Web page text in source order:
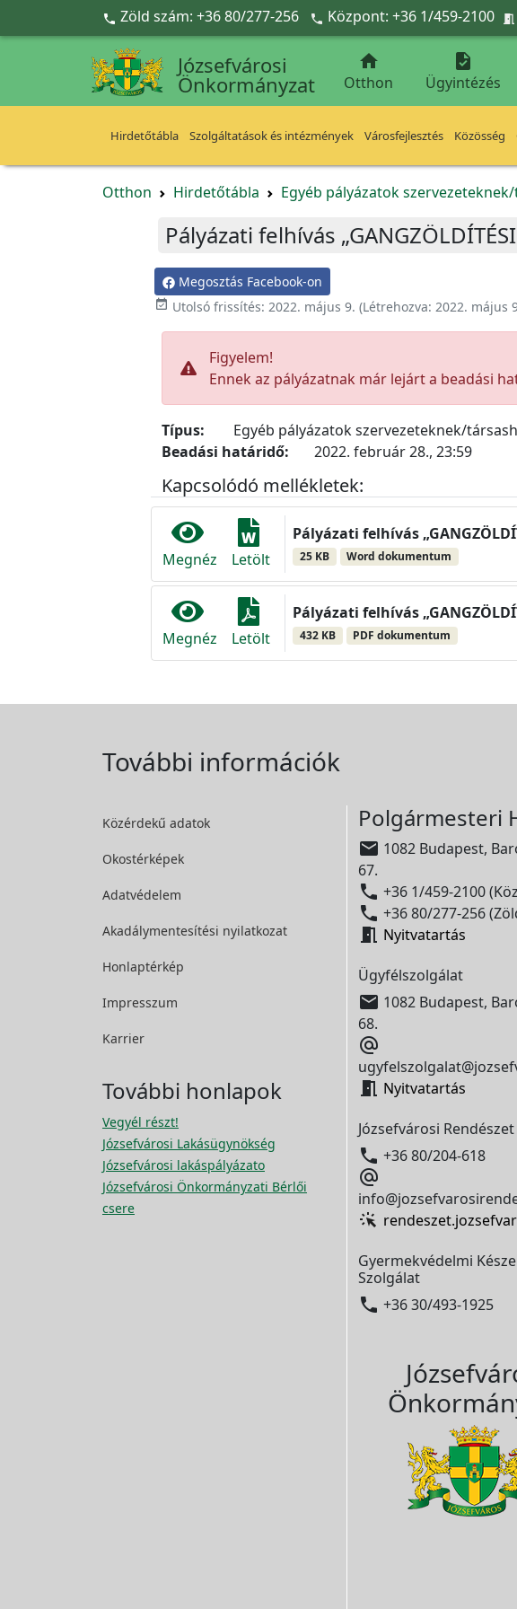
Ugrás a fő tartalomra
 Zöld szám: +36 80/277-256  Központ: +36 1/459-2100 
Józsefvárosi
Önkormányzat

Otthon

Ügyintézés
Hirdetőtábla Szolgáltatások és intézmények Városfejlesztés Közösség
Otthon Hirdetőtábla Egyéb pályázatok
Pályázati felhívás
Megosztás Facebook-on
 Utolsó frissítés: 2022. május 9. (Létrehozva: 2022. május
Figyelem!
Ennek az pályázatnak már lejárt a beadási
Típus:
Egyéb pályázatok szervezeteknek/
Beadási határidő:
2022. február 28., 23:59
Kapcsolódó mellékletek:
Megnéz Letölt
Pályázati felhívás
25 KB Word dokumentum
Megnéz Letölt
Pályázati felhívás
432 KB PDF dokumentum
További információk
Közérdekű adatok
Okostérképek
Adatvédelem
Akadálymentesítési nyilatkozat
Honlaptérkép
Impresszum
Karrier
További honlapok
Vegyél részt!
Józsefvárosi Lakásügynökség
Józsefvárosi lakáspályázato
Józsefvárosi Önkormányzati Bérlői
csere
Polgármesteri
 1082 Budapest,
67.
 +36 1/459-2100
 +36 80/277-256
 Nyitvatartás
Ügyfélszolgálat
 1082 Budapest,
68.

 Nyitvatartás
Józsefvárosi Rendészet
 +36 80/204-618

Gyermekvédelmi
Szolgálat
 +36 30/493-1925